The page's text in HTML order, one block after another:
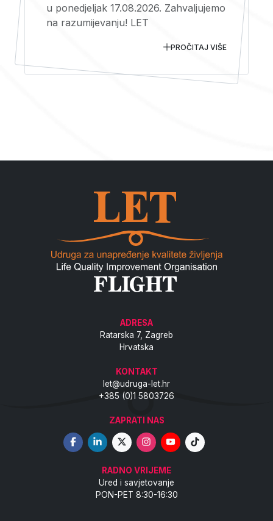
u ponedjeljak 17.08.2026. Zahvaljujemo
na razumijevanju! LET
PROČITAJ VIŠE
ADRESA
Ratarska 7, Zagreb
Hrvatska
KONTAKT
let@udruga-let.hr
+385 (0)1 5803726
ZAPRATI NAS
RADNO VRIJEME
Ured i savjetovanje
PON-PET 8:30-16:30